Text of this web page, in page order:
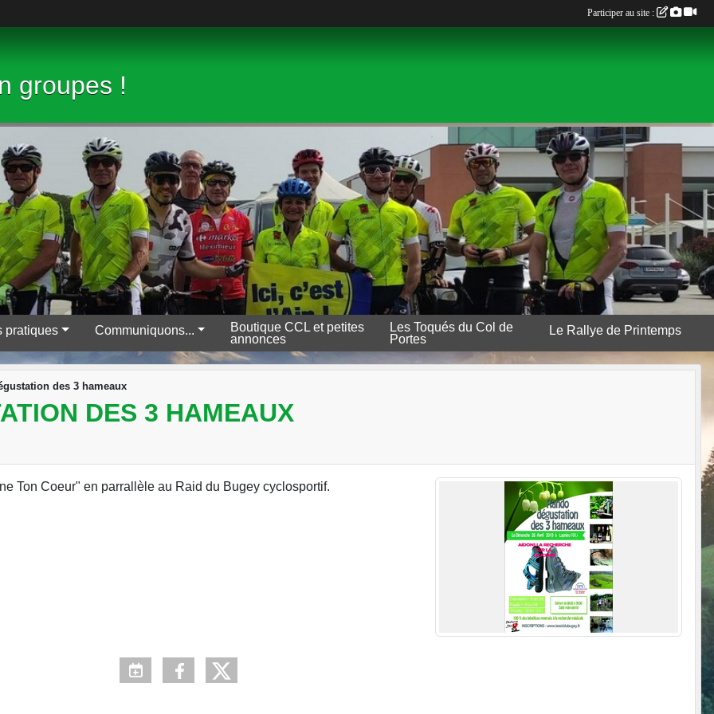
groupes !
pratiques Communiquons...
Boutique CCL et petites
annonces
Les Toqués du Col de
Portes
Le Rallye de Printemps
des 3 hameaux
DES 3 HAMEAUX
Ton Coeur" en parrallèle au Raid du Bugey cyclosportif.
Participer au site :